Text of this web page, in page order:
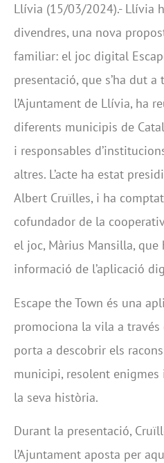
Llívia (15/03/2024).- Llívia
divendres, una nova
familiar: el joc digital
presentació, que s’ha dut a
l’Ajuntament de Llívia, ha
diferents municipis de
i responsables
altres. L’acte ha estat
Albert Cruïlles, i ha
cofundador de la
el joc, Màrius Mansilla,
informació de l’aplicació
Escape the Town és una
promociona la vila a
porta a descobrir els
municipi, resolent
la seva història.
Durant la presentació,
l’Ajuntament aposta per